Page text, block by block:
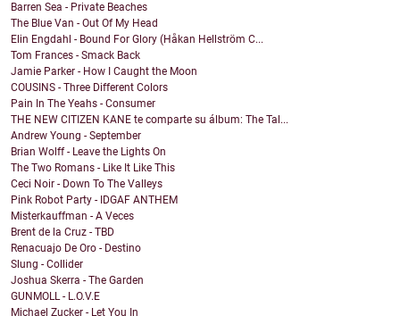
Barren Sea - Private Beaches
The Blue Van - Out Of My Head
Elin Engdahl - Bound For Glory (Håkan Hellström C...
Tom Frances - Smack Back
Jamie Parker - How I Caught the Moon
COUSINS - Three Different Colors
Pain In The Yeahs - Consumer
THE NEW CITIZEN KANE te comparte su álbum: The Tal...
Andrew Young - September
Brian Wolff - Leave the Lights On
The Two Romans - Like It Like This
Ceci Noir - Down To The Valleys
Pink Robot Party - IDGAF ANTHEM
Misterkauffman - A Veces
Brent de la Cruz - TBD
Renacuajo De Oro - Destino
Slung - Collider
Joshua Skerra - The Garden
GUNMOLL - L.O.V.E
Michael Zucker - Let You In